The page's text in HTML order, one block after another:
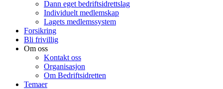
Dann eget bedriftsidrettslag
Individuelt medlemskap
Lagets medlemssystem
Forsikring
Bli frivillig
Om oss
Kontakt oss
Organisasjon
Om Bedriftsidretten
Temaer